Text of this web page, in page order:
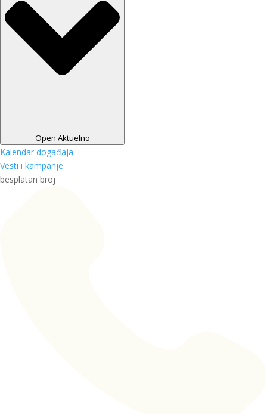
Open Aktuelno
Kalendar događaja
Vesti i kampanje
besplatan broj